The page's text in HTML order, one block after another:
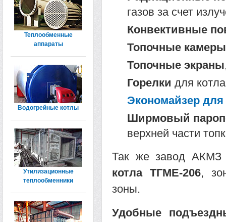
газов за счет
Конвективные
Топочные камеры
Топочные экраны
Горелки для котла
Экономайзер
Ширмовый
верхней части
Так же завод АКМЗ
котла ТГМЕ-206,
зоны.
Удобные
Теплообменные
аппараты
Водогрейные котлы
Утилизационные
теплообменники